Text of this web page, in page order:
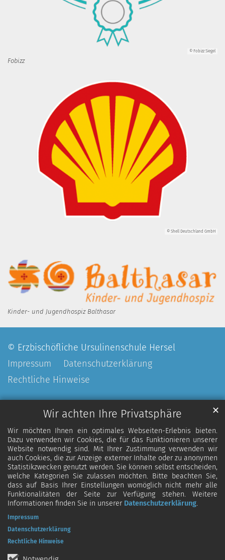
Wir achten Ihre Privatsphäre
Wir möchten Ihnen ein optimales Webseiten-Erlebnis bieten.
Dazu verwenden wir Cookies, die für das Funktionieren unserer
Website notwendig sind. Mit Ihrer Zustimmung verwenden wir
auch Cookies, die zur Anzeige externer Inhalte oder zu anonymen
Statistikzwecken genutzt werden. Sie können selbst entscheiden,
welche Kategorien Sie zulassen möchten. Bitte beachten Sie,
dass auf Basis Ihrer Einstellungen womöglich nicht mehr alle
Funktionalitäten der Seite zur Verfügung stehen. Weitere
Informationen finden Sie in unserer Datenschutzerklärung.
✕
Impressum
Datenschutzerklärung
Rechtliche Hinweise
© Fobizz Siegel
Fobizz
© Shell Deutschland GmbH
Kinder- und Jugendhospiz Balthasar
© Erzbischöfliche Ursulinenschule Hersel
Impressum
Datenschutzerklärung
Rechtliche Hinweise